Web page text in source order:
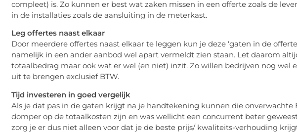
compleet) is. Zo kunnen er best wat zaken missen in een offerte zoals de
in de installaties zoals de aansluiting in de meterkast.
Leg offertes naast elkaar
Door meerdere offertes naast elkaar te leggen kun je deze ‘gaten in de
namelijk in een ander aanbod wel apart vermeldt zien staan. Let daarom
totaalbedrag maar ook wat er wel (en niet) inzit. Zo willen bedrijven nog wel
uit te brengen exclusief BTW.
Tijd investeren in goed vergelijk
Als je dat pas in de gaten krijgt na je handtekening kunnen die onverwachte
domper op de totaalkosten zijn en was wellicht een concurrent beter
zorg je er dus niet alleen voor dat je de beste prijs/ kwaliteits-verhouding